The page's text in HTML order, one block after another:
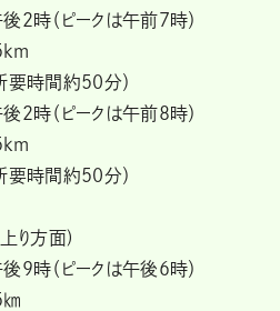
2時（ピークは午前7時）
要時間約50分）
2時（ピークは午前8時）
要時間約50分）
り方面)
9時（ピークは午後6時）